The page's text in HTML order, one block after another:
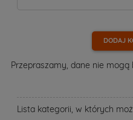
DODAJ
Przepraszamy, dane nie mogą
Lista kategorii, w których